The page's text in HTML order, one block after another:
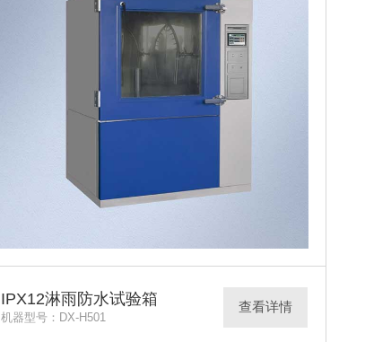
IPX12淋雨防水试验箱
机器型号：DX-H501
查看详情